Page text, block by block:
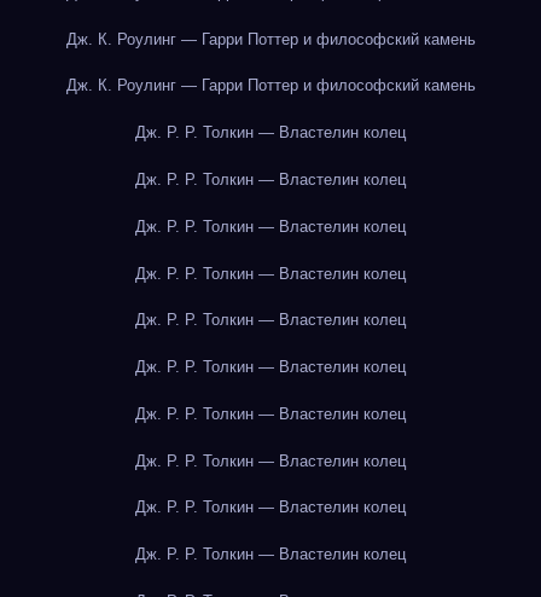
Дж. К. Роулинг — Гарри Поттер и философский камень
Дж. К. Роулинг — Гарри Поттер и философский камень
Дж. Р. Р. Толкин — Властелин колец
Дж. Р. Р. Толкин — Властелин колец
Дж. Р. Р. Толкин — Властелин колец
Дж. Р. Р. Толкин — Властелин колец
Дж. Р. Р. Толкин — Властелин колец
Дж. Р. Р. Толкин — Властелин колец
Дж. Р. Р. Толкин — Властелин колец
Дж. Р. Р. Толкин — Властелин колец
Дж. Р. Р. Толкин — Властелин колец
Дж. Р. Р. Толкин — Властелин колец